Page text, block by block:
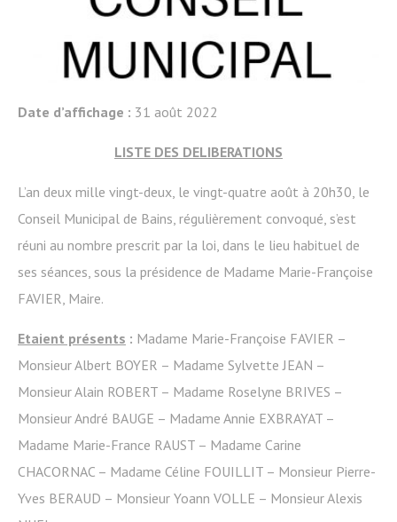
Date d’affichage : 31 août 2022
LISTE DES DELIBERATIONS
L’an deux mille vingt-deux, le vingt-quatre août à 20h30, le
Conseil Municipal de Bains, régulièrement convoqué, s’est
réuni au nombre prescrit par la loi, dans le lieu habituel de
ses séances, sous la présidence de Madame Marie-Françoise
FAVIER, Maire.
Etaient présents : Madame Marie-Françoise FAVIER –
Monsieur Albert BOYER – Madame Sylvette JEAN –
Monsieur Alain ROBERT – Madame Roselyne BRIVES –
Monsieur André BAUGE – Madame Annie EXBRAYAT –
Madame Marie-France RAUST – Madame Carine
CHACORNAC – Madame Céline FOUILLIT – Monsieur Pierre-
Yves BERAUD – Monsieur Yoann VOLLE – Monsieur Alexis